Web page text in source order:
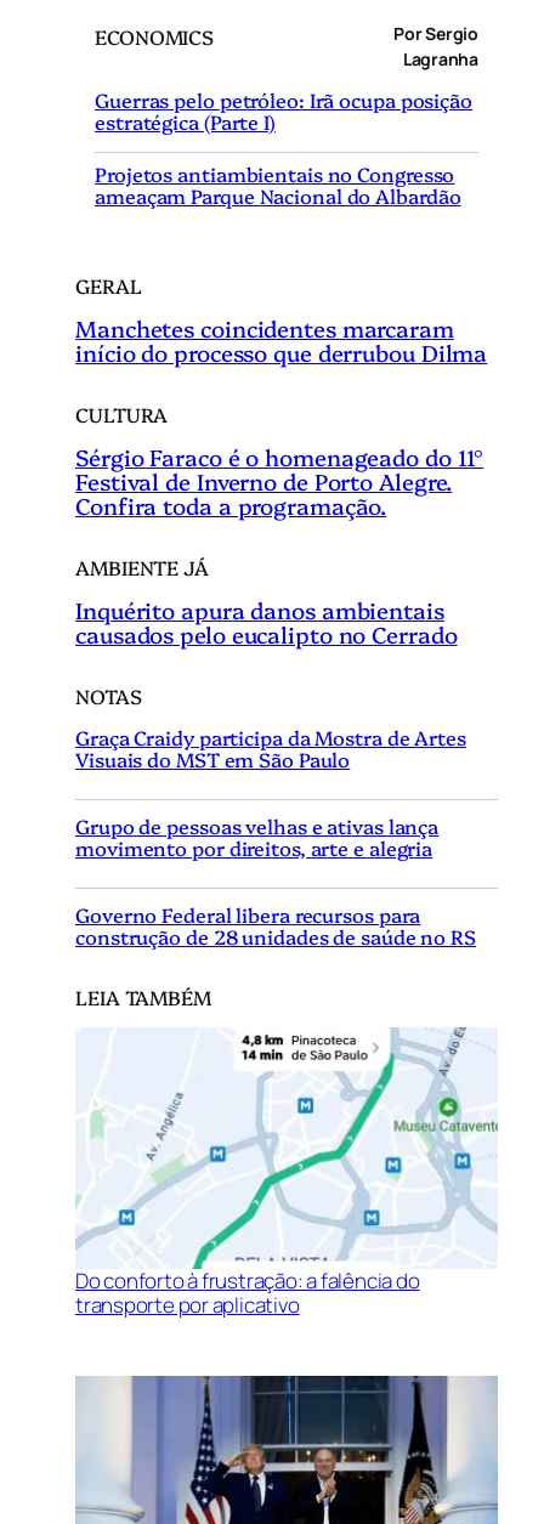
ECONOMICS
Por Sergio
Lagranha
Guerras pelo petróleo: Irã ocupa posição
estratégica (Parte I)
Projetos antiambientais no Congresso
ameaçam Parque Nacional do Albardão
GERAL
Manchetes coincidentes marcaram
início do processo que derrubou Dilma
CULTURA
Sérgio Faraco é o homenageado do 11°
Festival de Inverno de Porto Alegre.
Confira toda a programação.
AMBIENTE JÁ
Inquérito apura danos ambientais
causados pelo eucalipto no Cerrado
NOTAS
Graça Craidy participa da Mostra de Artes
Visuais do MST em São Paulo
Grupo de pessoas velhas e ativas lança
movimento por direitos, arte e alegria
Governo Federal libera recursos para
construção de 28 unidades de saúde no RS
LEIA TAMBÉM
Do conforto à frustração: a falência do
transporte por aplicativo